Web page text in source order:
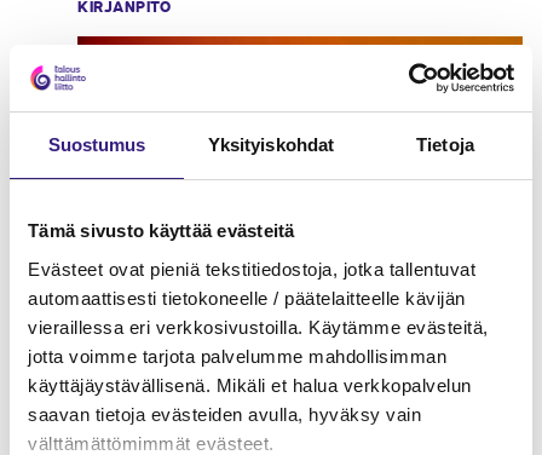
Suostumus Yksityiskohdat Tietoja
Tämä sivusto käyttää evästeitä
Evästeet ovat pieniä tekstitiedostoja, jotka tallentuvat
automaattisesti tietokoneelle / päätelaitteelle kävijän
vieraillessa eri verkkosivustoilla. Käytämme evästeitä,
jotta voimme tarjota palvelumme mahdollisimman
käyttäjäystävällisenä. Mikäli et halua verkkopalvelun
saavan tietoja evästeiden avulla, hyväksy vain
välttämättömimmät evästeet.
KIRJANPITO